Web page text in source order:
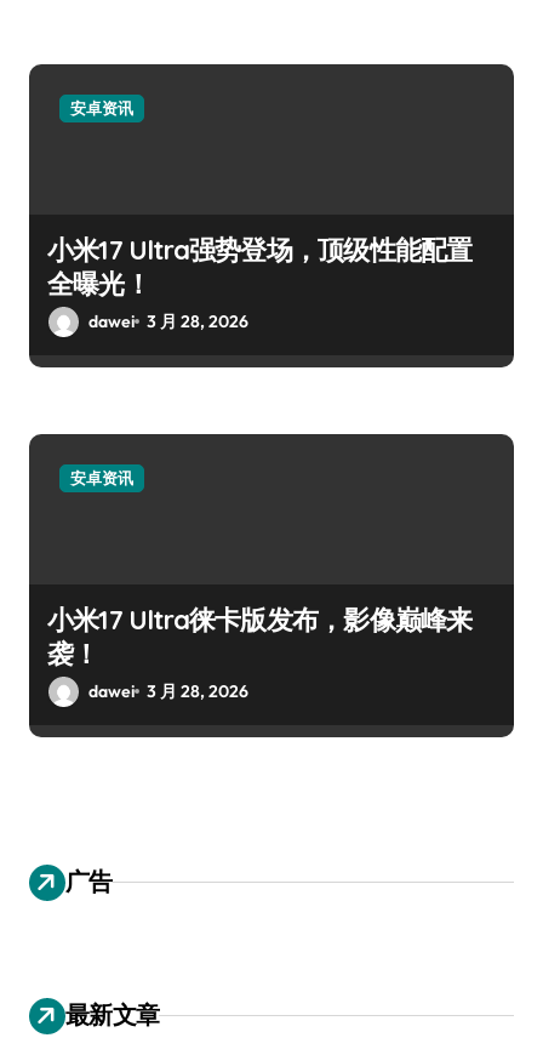
安卓资讯
小米17 Ultra强势登场，顶级性能配置
全曝光！
dawei 3 月 28, 2026
安卓资讯
小米17 Ultra徕卡版发布，影像巅峰来
袭！
dawei 3 月 28, 2026
广告
最新文章